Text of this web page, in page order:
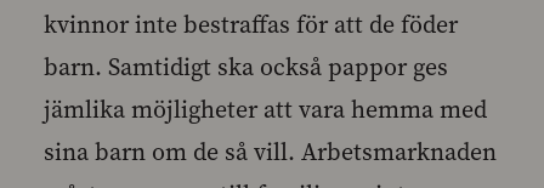
kvinnor inte bestraffas för att de föder
barn. Samtidigt ska också pappor ges
jämlika möjligheter att vara hemma med
sina barn om de så vill. Arbetsmarknaden